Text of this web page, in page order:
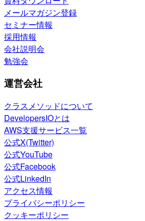
メールマガジン登録
セミナー情報
採用情報
会社説明会
勉強会
運営会社
クラスメソッドについて
DevelopersIOとは
AWS支援サービス一覧
公式X(Twitter)
公式YouTube
公式Facebook
公式LinkedIn
アクセス情報
プライバシーポリシー
クッキーポリシー